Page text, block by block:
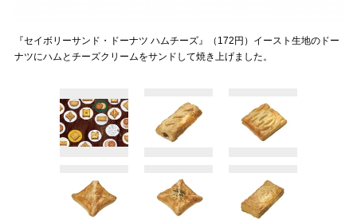
『セイボリーサンド・ドーナツ ハムチーズ』（172円）イースト生地のドー
ナツにハムとチーズクリームをサンドして焼き上げました。